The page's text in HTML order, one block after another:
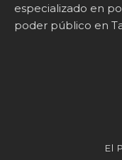
especializado en
poder público en
El